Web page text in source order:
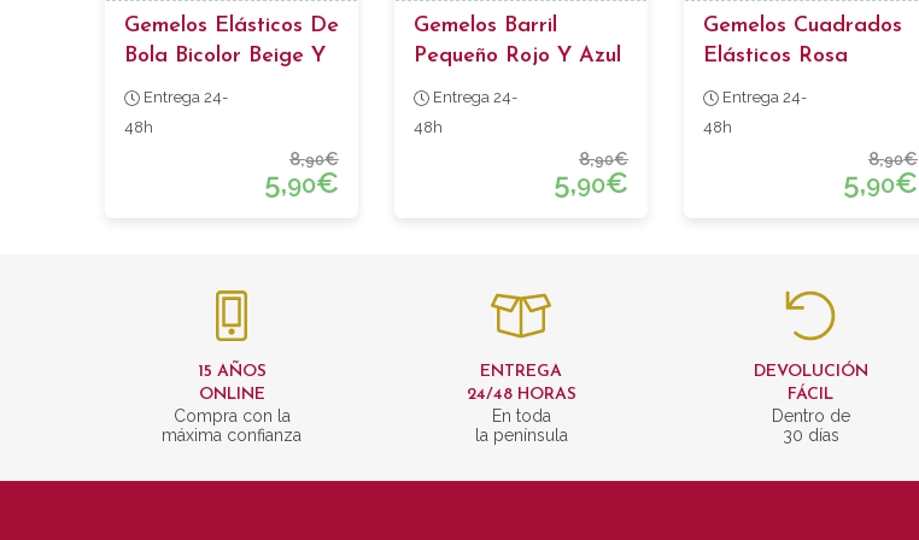
Gemelos Elásticos De
Bola Bicolor Beige Y
Amarillo
Entrega 24-
48h
8,90€
5,90€
Gemelos Barril
Pequeño Rojo Y Azul
Oscuro
Entrega 24-
48h
8,90€
5,90€
Gemelos Cuadrados
Elásticos Rosa
Entrega 24-
48h
8,90€
5,90€
15 AÑOS
ONLINE
Compra con la
máxima confianza
ENTREGA
24/48 HORAS
En toda
la península
DEVOLUCIÓN
FÁCIL
Dentro de
30 días